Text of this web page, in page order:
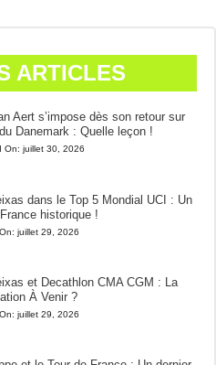
ARTICLES
Aert s’impose dès son retour sur
Danemark : Quelle leçon !
On: juillet 30, 2026
dans le Top 5 Mondial UCI : Un
historique !
juillet 29, 2026
et Decathlon CMA CGM : La
À Venir ?
juillet 29, 2026